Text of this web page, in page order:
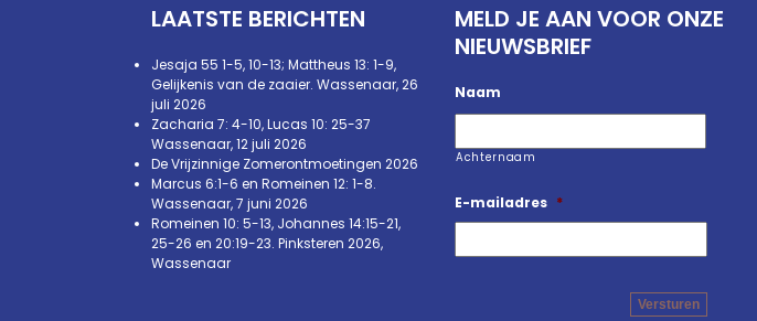
LAATSTE BERICHTEN
Jesaja 55 1-5, 10-13; Mattheus 13: 1-9,
Gelijkenis van de zaaier. Wassenaar, 26
juli 2026
Zacharia 7: 4-10, Lucas 10: 25-37
Wassenaar, 12 juli 2026
De Vrijzinnige Zomerontmoetingen 2026
Marcus 6:1-6 en Romeinen 12: 1-8.
Wassenaar, 7 juni 2026
Romeinen 10: 5-13, Johannes 14:15-21,
25-26 en 20:19-23. Pinksteren 2026,
Wassenaar
MELD JE AAN VOOR ONZE
NIEUWSBRIEF
Naam
Achternaam
E-mailadres *